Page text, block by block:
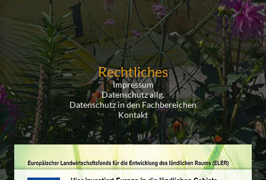
Rechtliches
Impressum
Datenschutz allg.
Datenschutz in den Fachbereichen
Kontakt